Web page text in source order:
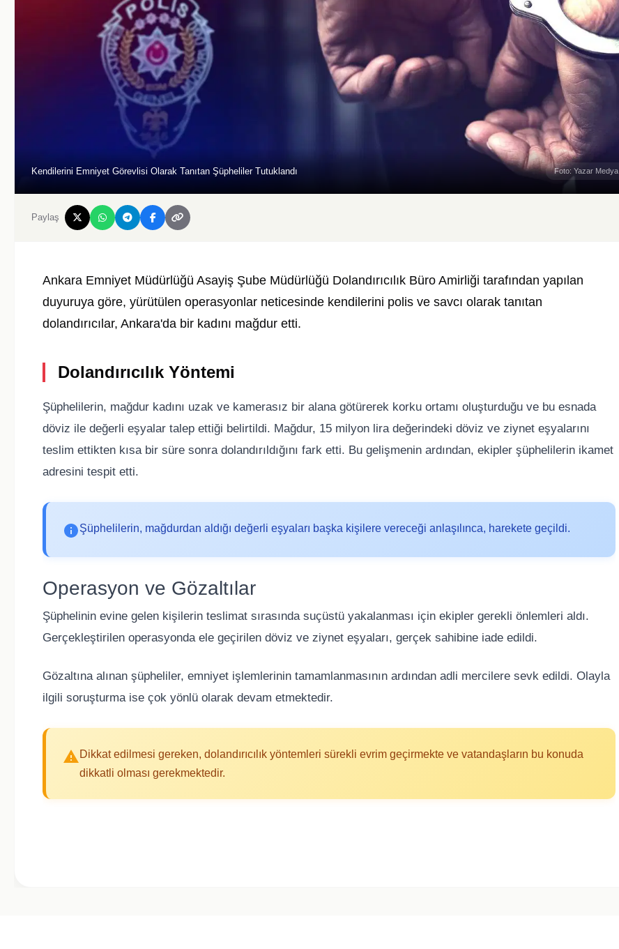
Kendilerini Emniyet Görevlisi Olarak Tanıtan Şüpheliler Tutuklandı Foto: Yazar Medya
Paylaş
Ankara Emniyet Müdürlüğü Asayiş Şube Müdürlüğü Dolandırıcılık Büro Amirliği tarafından yapılan
duyuruya göre, yürütülen operasyonlar neticesinde kendilerini polis ve savcı olarak tanıtan
dolandırıcılar, Ankara'da bir kadını mağdur etti.
Dolandırıcılık Yöntemi
Şüphelilerin, mağdur kadını uzak ve kamerasız bir alana götürerek korku ortamı oluşturduğu ve bu esnada
döviz ile değerli eşyalar talep ettiği belirtildi. Mağdur, 15 milyon lira değerindeki döviz ve ziynet eşyalarını
teslim ettikten kısa bir süre sonra dolandırıldığını fark etti. Bu gelişmenin ardından, ekipler şüphelilerin ikamet
adresini tespit etti.
Şüphelilerin, mağdurdan aldığı değerli eşyaları başka kişilere vereceği anlaşılınca, harekete geçildi.
Operasyon ve Gözaltılar
Şüphelinin evine gelen kişilerin teslimat sırasında suçüstü yakalanması için ekipler gerekli önlemleri aldı.
Gerçekleştirilen operasyonda ele geçirilen döviz ve ziynet eşyaları, gerçek sahibine iade edildi.
Gözaltına alınan şüpheliler, emniyet işlemlerinin tamamlanmasının ardından adli mercilere sevk edildi. Olayla
ilgili soruşturma ise çok yönlü olarak devam etmektedir.
Dikkat edilmesi gereken, dolandırıcılık yöntemleri sürekli evrim geçirmekte ve vatandaşların bu konuda
dikkatli olması gerekmektedir.